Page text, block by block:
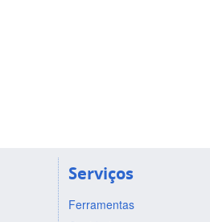
Serviços
Ferramentas